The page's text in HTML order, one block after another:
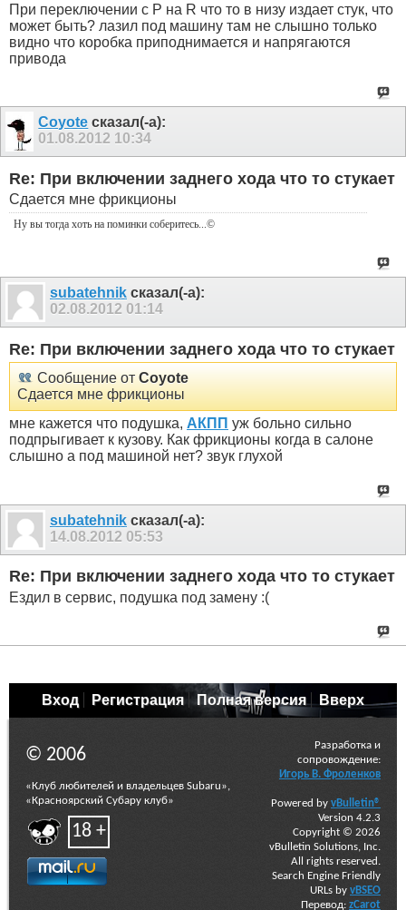
При переключении с P на R что то в низу издает стук, что
может быть? лазил под машину там не слышно только
видно что коробка приподнимается и напрягаются
привода
Coyote сказал(-а):
01.08.2012 10:34
Re: При включении заднего хода что то стукает
Сдается мне фрикционы
Ну вы тогда хоть на поминки соберитесь...©
subatehnik сказал(-а):
02.08.2012 01:14
Re: При включении заднего хода что то стукает
Сообщение от Coyote
Сдается мне фрикционы
мне кажется что подушка, АКПП уж больно сильно
подпрыгивает к кузову. Как фрикционы когда в салоне
слышно а под машиной нет? звук глухой
subatehnik сказал(-а):
14.08.2012 05:53
Re: При включении заднего хода что то стукает
Ездил в сервис, подушка под замену :(
Вход Регистрация Полная версия Вверх
© 2006
«Клуб любителей и владельцев Subaru»,
«Красноярский Субару клуб»
18 +
Разработка и
сопровождение:
Игорь В. Фроленков
Powered by vBulletin®
Version 4.2.3
Copyright © 2026
vBulletin Solutions, Inc.
All rights reserved.
Search Engine Friendly
URLs by vBSEO
Перевод: zCarot